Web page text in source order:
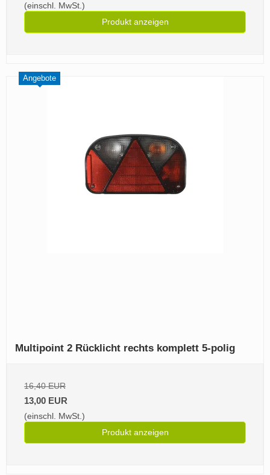
(einschl. MwSt.)
Produkt anzeigen
Angebote
Multipoint 2 Rücklicht rechts komplett 5-polig
16,40 EUR
13,00 EUR
(einschl. MwSt.)
Produkt anzeigen